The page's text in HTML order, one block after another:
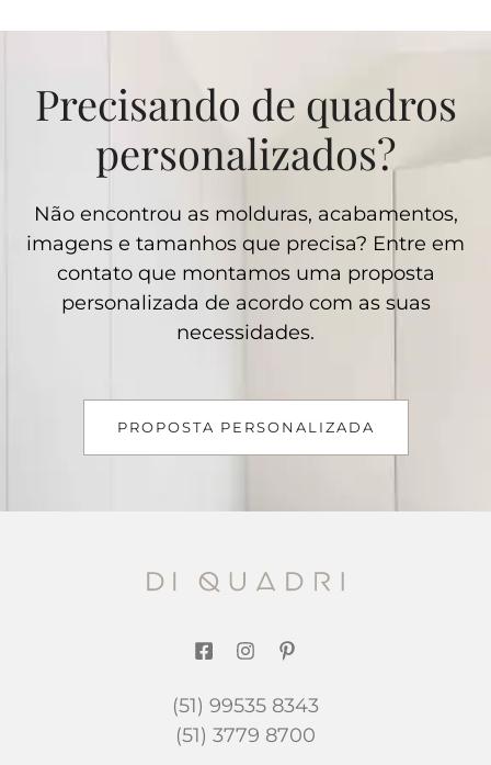
Precisando de quadros
personalizados?
Não encontrou as molduras, acabamentos,
imagens e tamanhos que precisa? Entre em
contato que montamos uma proposta
personalizada de acordo com as suas
necessidades.
PROPOSTA PERSONALIZADA
(51) 99535 8343
(51) 3779 8700